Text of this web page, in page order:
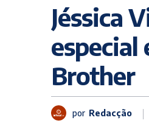
Jéssica
especial
Brother
por Redacção